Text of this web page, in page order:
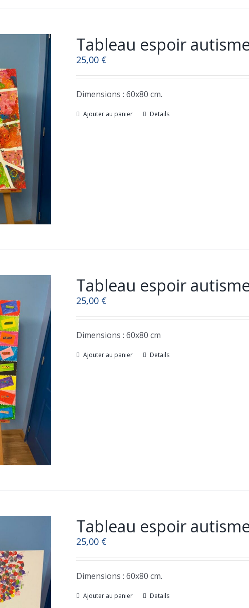
Tableau espoir
25,00 €
Dimensions : 60x80 cm.
Ajouter au panier Details
Tableau espoir
25,00 €
Dimensions : 60x80 cm
Ajouter au panier Details
Tableau espoir
25,00 €
Dimensions : 60x80 cm.
Ajouter au panier Details